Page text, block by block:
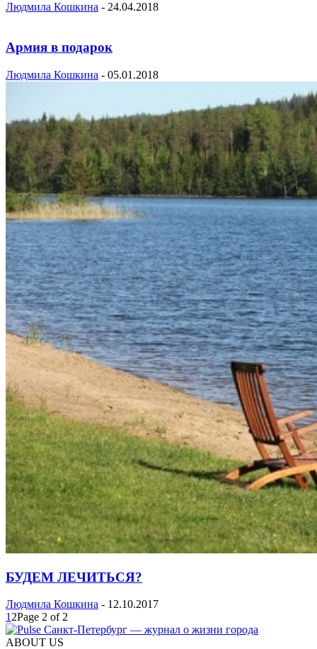
Людмила Кошкина - 24.04.2018
Армия в подарок
Людмила Кошкина - 05.01.2018
БУДЕМ ЛЕЧИТЬСЯ?
Людмила Кошкина - 12.10.2017
1 2Page 2 of 2
ABOUT US